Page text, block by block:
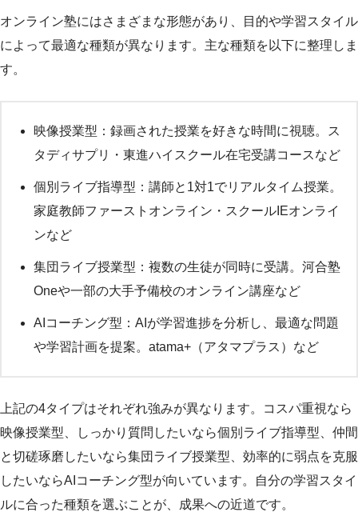
オンライン塾にはさまざまな形態があり、目的や学習スタイル
によって最適な種類が異なります。主な種類を以下に整理しま
す。
映像授業型：録画された授業を好きな時間に視聴。ス
タディサプリ・東進ハイスクール在宅受講コースなど
個別ライブ指導型：講師と1対1でリアルタイム授業。
家庭教師ファーストオンライン・スクールIEオンライ
ンなど
集団ライブ授業型：複数の生徒が同時に受講。河合塾
Oneや一部の大手予備校のオンライン講座など
AIコーチング型：AIが学習進捗を分析し、最適な問題
や学習計画を提案。atama+（アタマプラス）など
上記の4タイプはそれぞれ強みが異なります。コスパ重視なら
映像授業型、しっかり質問したいなら個別ライブ指導型、仲間
と切磋琢磨したいなら集団ライブ授業型、効率的に弱点を克服
したいならAIコーチング型が向いています。自分の学習スタイ
ルに合った種類を選ぶことが、成果への近道です。